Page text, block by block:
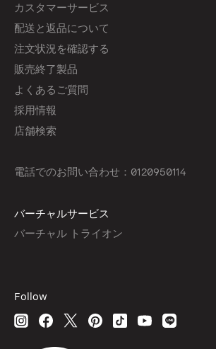
カスタマーサービス
配送と返品について
注文状況を確認する
販売終了製品
よくあるご質問
採用情報
店舗検索
電話でのお問い合わせ：0120950114
バーチャルサービス
バーチャル トライオン
Follow